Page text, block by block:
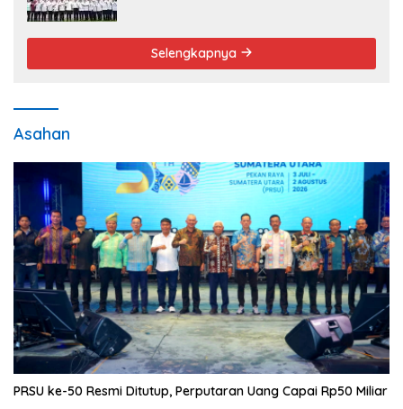
Selengkapnya
Asahan
PRSU ke-50 Resmi Ditutup, Perputaran Uang Capai Rp50 Miliar